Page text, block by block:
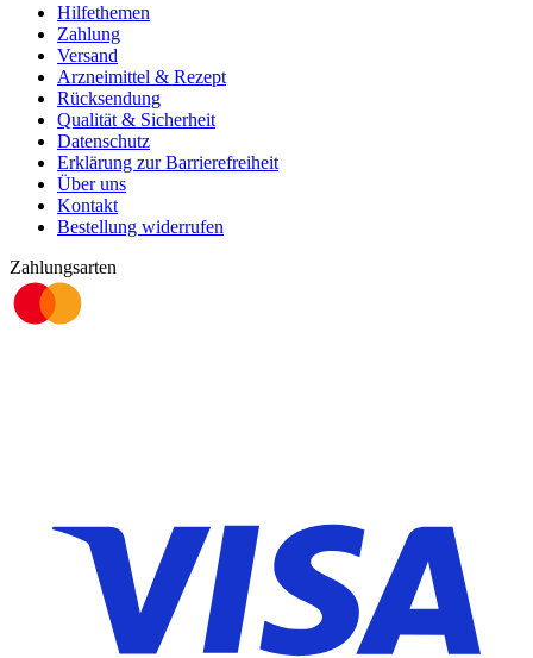
Hilfethemen
Zahlung
Versand
Arzneimittel & Rezept
Rücksendung
Qualität & Sicherheit
Datenschutz
Erklärung zur Barrierefreiheit
Über uns
Kontakt
Bestellung widerrufen
Zahlungsarten